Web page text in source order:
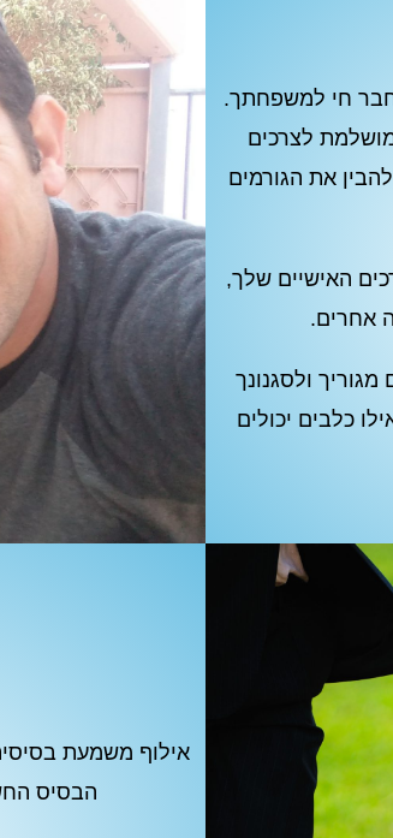
חבר חי למשפחתך.
לצרכים
את הגורמים
האישיים שלך,
אחרים.
ולסגנונך
כלבים יכולים
אילוף משמעת
הבסיס